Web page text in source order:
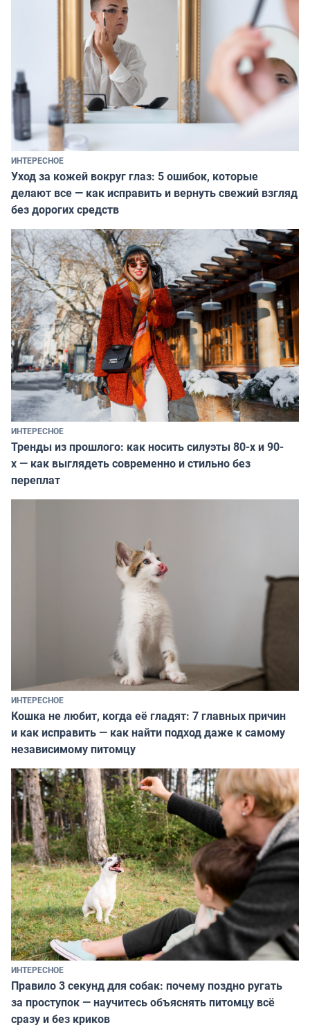
ИНТЕРЕСНОЕ
Уход за кожей вокруг глаз: 5 ошибок, которые
делают все — как исправить и вернуть свежий взгляд
без дорогих средств
ИНТЕРЕСНОЕ
Тренды из прошлого: как носить силуэты 80-х и 90-
х — как выглядеть современно и стильно без
переплат
ИНТЕРЕСНОЕ
Кошка не любит, когда её гладят: 7 главных причин
и как исправить — как найти подход даже к самому
независимому питомцу
ИНТЕРЕСНОЕ
Правило 3 секунд для собак: почему поздно ругать
за проступок — научитесь объяснять питомцу всё
сразу и без криков